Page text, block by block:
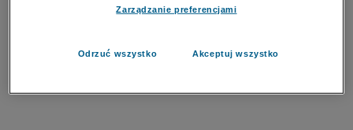
zapobiegania oszustwom i naprawiania błędów, a w tym celu mogą zostać
przetwarzaniu danych osobowych w celu dostarczania i prezentacji reklam i
Zarządzanie preferencjami
Odrzuć wszystko Akceptuj wszystko